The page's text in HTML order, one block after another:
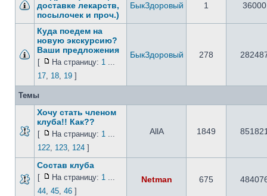
доставке лекарств,
посылочек и проч.)
БыкЗдоровый 1 36000
Куда поедем на
новую экскурсию?
Ваши предложения
[ На страницу: 1 ...
17, 18, 19 ]
БыкЗдоровый 278
Темы
Хочу стать членом
клуба!! Как??
[ На страницу: 1 ...
122, 123, 124 ]
AllA 1849
Состав клуба
[ На страницу: 1 ...
44, 45, 46 ]
Netman 675